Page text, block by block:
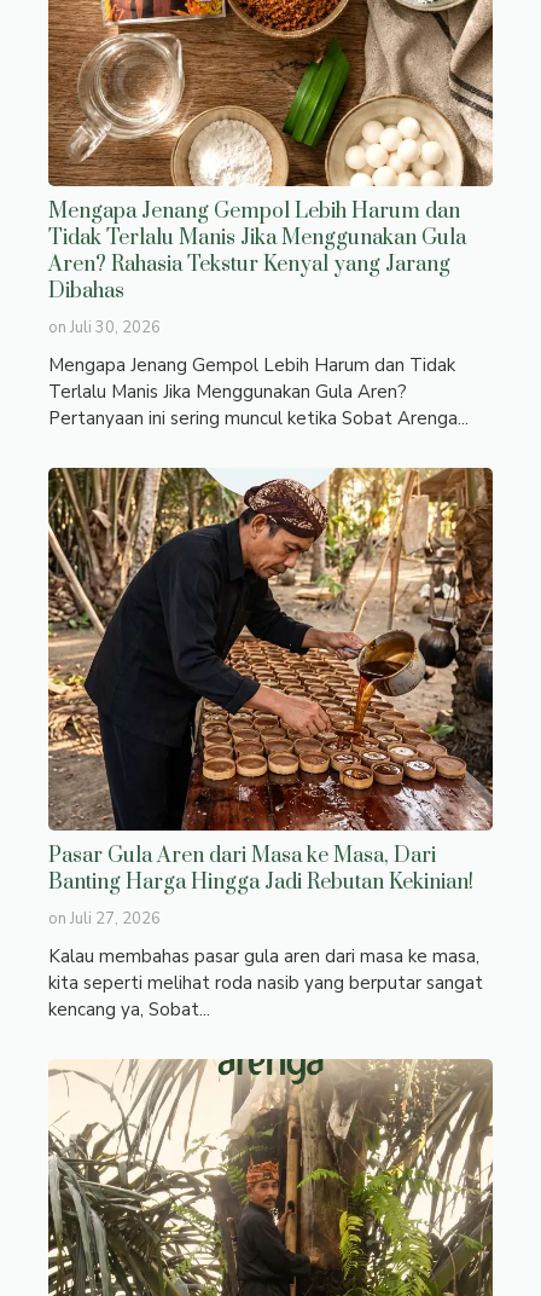
Mengapa Jenang Gempol Lebih Harum dan
Tidak Terlalu Manis Jika Menggunakan Gula
Aren? Rahasia Tekstur Kenyal yang Jarang
Dibahas
on Juli 30, 2026
Mengapa Jenang Gempol Lebih Harum dan Tidak
Terlalu Manis Jika Menggunakan Gula Aren?
Pertanyaan ini sering muncul ketika Sobat Arenga...
Pasar Gula Aren dari Masa ke Masa, Dari
Banting Harga Hingga Jadi Rebutan Kekinian!
on Juli 27, 2026
Kalau membahas pasar gula aren dari masa ke masa,
kita seperti melihat roda nasib yang berputar sangat
kencang ya, Sobat...